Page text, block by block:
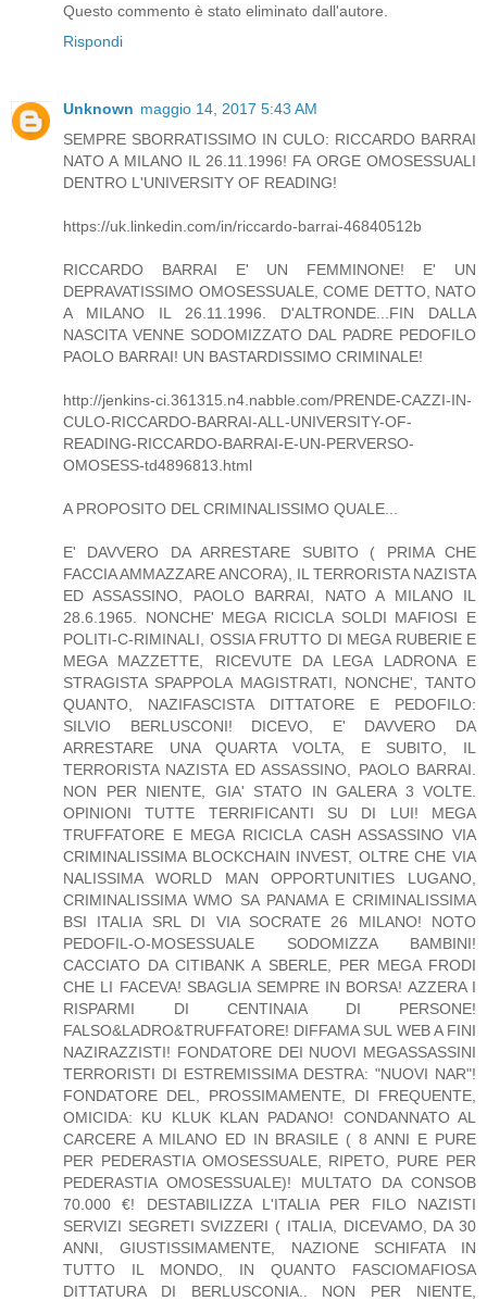
Questo commento è stato eliminato dall'autore.
Rispondi
Unknown maggio 14, 2017 5:43 AM
SEMPRE SBORRATISSIMO IN CULO: RICCARDO BARRAI
NATO A MILANO IL 26.11.1996! FA ORGE OMOSESSUALI
DENTRO L'UNIVERSITY OF READING!
https://uk.linkedin.com/in/riccardo-barrai-46840512b
RICCARDO BARRAI E' UN FEMMINONE! E' UN
DEPRAVATISSIMO OMOSESSUALE, COME DETTO, NATO
A MILANO IL 26.11.1996. D'ALTRONDE...FIN DALLA
NASCITA VENNE SODOMIZZATO DAL PADRE PEDOFILO
PAOLO BARRAI! UN BASTARDISSIMO CRIMINALE!
http://jenkins-ci.361315.n4.nabble.com/PRENDE-CAZZI-IN-
CULO-RICCARDO-BARRAI-ALL-UNIVERSITY-OF-
READING-RICCARDO-BARRAI-E-UN-PERVERSO-
OMOSESS-td4896813.html
A PROPOSITO DEL CRIMINALISSIMO QUALE...
E' DAVVERO DA ARRESTARE SUBITO ( PRIMA CHE
FACCIA AMMAZZARE ANCORA), IL TERRORISTA NAZISTA
ED ASSASSINO, PAOLO BARRAI, NATO A MILANO IL
28.6.1965. NONCHE' MEGA RICICLA SOLDI MAFIOSI E
POLITI-C-RIMINALI, OSSIA FRUTTO DI MEGA RUBERIE E
MEGA MAZZETTE, RICEVUTE DA LEGA LADRONA E
STRAGISTA SPAPPOLA MAGISTRATI, NONCHE', TANTO
QUANTO, NAZIFASCISTA DITTATORE E PEDOFILO:
SILVIO BERLUSCONI! DICEVO, E' DAVVERO DA
ARRESTARE UNA QUARTA VOLTA, E SUBITO, IL
TERRORISTA NAZISTA ED ASSASSINO, PAOLO BARRAI.
NON PER NIENTE, GIA' STATO IN GALERA 3 VOLTE.
OPINIONI TUTTE TERRIFICANTI SU DI LUI! MEGA
TRUFFATORE E MEGA RICICLA CASH ASSASSINO VIA
CRIMINALISSIMA BLOCKCHAIN INVEST, OLTRE CHE VIA
NALISSIMA WORLD MAN OPPORTUNITIES LUGANO,
CRIMINALISSIMA WMO SA PANAMA E CRIMINALISSIMA
BSI ITALIA SRL DI VIA SOCRATE 26 MILANO! NOTO
PEDOFIL-O-MOSESSUALE SODOMIZZA BAMBINI!
CACCIATO DA CITIBANK A SBERLE, PER MEGA FRODI
CHE LI FACEVA! SBAGLIA SEMPRE IN BORSA! AZZERA I
RISPARMI DI CENTINAIA DI PERSONE!
FALSO&LADRO&TRUFFATORE! DIFFAMA SUL WEB A FINI
NAZIRAZZISTI! FONDATORE DEI NUOVI MEGASSASSINI
TERRORISTI DI ESTREMISSIMA DESTRA: "NUOVI NAR"!
FONDATORE DEL, PROSSIMAMENTE, DI FREQUENTE,
OMICIDA: KU KLUK KLAN PADANO! CONDANNATO AL
CARCERE A MILANO ED IN BRASILE ( 8 ANNI E PURE
PER PEDERASTIA OMOSESSUALE, RIPETO, PURE PER
PEDERASTIA OMOSESSUALE)! MULTATO DA CONSOB
70.000 €! DESTABILIZZA L'ITALIA PER FILO NAZISTI
SERVIZI SEGRETI SVIZZERI ( ITALIA, DICEVAMO, DA 30
ANNI, GIUSTISSIMAMENTE, NAZIONE SCHIFATA IN
TUTTO IL MONDO, IN QUANTO FASCIOMAFIOSA
DITTATURA DI BERLUSCONIA.. NON PER NIENTE,